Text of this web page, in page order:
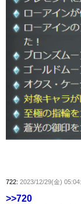
722: 2023/12/29(金)
>>720